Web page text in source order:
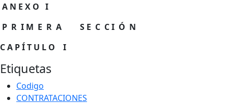
A N E X O I
P R I M E R A S E C C I Ó N
C A P Í T U L O I
Etiquetas
Codigo
CONTRATACIONES